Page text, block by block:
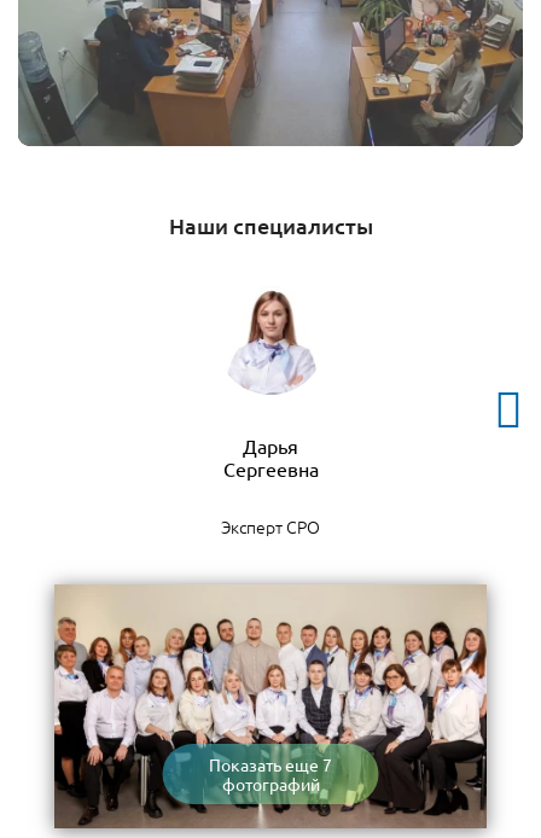
Наши специалисты
Дарья
Сергеевна
Эксперт СРО
Показать еще 7
фотографий